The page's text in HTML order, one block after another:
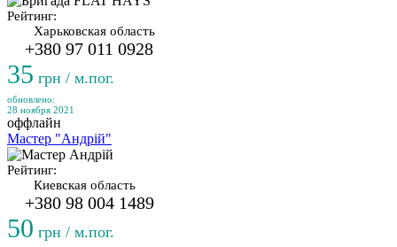
Рейтинг:
Харьковская область
+380 97 011 0928
35 грн / м.пог.
обновлено:
28 ноября 2021
оффлайн
Мастер "Андрій"
Рейтинг:
Киевская область
+380 98 004 1489
50 грн / м.пог.